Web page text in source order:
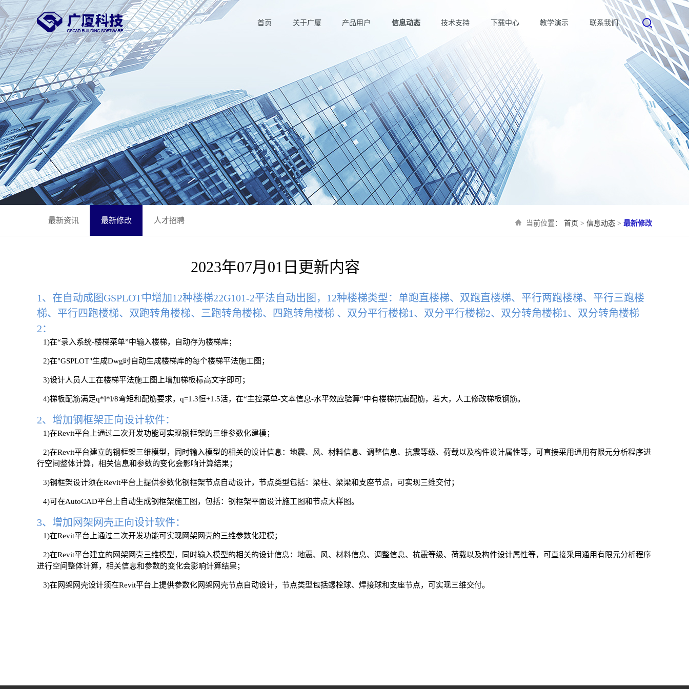
首页 关于广厦 产品用户 信息动态 技术支持 下载中心 教学演示 联系我们
最新资讯 最新修改 人才招聘 当前位置： 首页 > 信息动态 > 最新修改
2023年07月01日更新内容
1、在自动成图GSPLOT中增加12种楼梯22G101-2平法自动出图，12种楼梯类型：单跑直楼梯、双跑直楼梯、平行两跑楼梯、平行三跑楼
梯、平行四跑楼梯、双跑转角楼梯、三跑转角楼梯、四跑转角楼梯 、双分平行楼梯1、双分平行楼梯2、双分转角楼梯1、双分转角楼梯
2：
1)在“录入系统-楼梯菜单”中输入楼梯，自动存为楼梯库；
2)在"GSPLOT"生成Dwg时自动生成楼梯库的每个楼梯平法施工图；
3)设计人员人工在楼梯平法施工图上增加梯板标高文字即可；
4)梯板配筋满足q*l*l/8弯矩和配筋要求，q=1.3恒+1.5活，在“主控菜单-文本信息-水平效应验算“中有楼梯抗震配筋，若大，人工修改梯板钢筋。
2、增加钢框架正向设计软件：
1)在Revit平台上通过二次开发功能可实现钢框架的三维参数化建模；
2)在Revit平台建立的钢框架三维模型，同时输入模型的相关的设计信息：地震、风、材料信息、调整信息、抗震等级、荷载以及构件设计属性等，可直接采用通用有限元分析程序进
行空间整体计算，相关信息和参数的变化会影响计算结果；
3)钢框架设计须在Revit平台上提供参数化钢框架节点自动设计，节点类型包括：梁柱、梁梁和支座节点，可实现三维交付；
4)可在AutoCAD平台上自动生成钢框架施工图，包括：钢框架平面设计施工图和节点大样图。
3、增加网架网壳正向设计软件：
1)在Revit平台上通过二次开发功能可实现网架网壳的三维参数化建模；
2)在Revit平台建立的网架网壳三维模型，同时输入模型的相关的设计信息：地震、风、材料信息、调整信息、抗震等级、荷载以及构件设计属性等，可直接采用通用有限元分析程序
进行空间整体计算，相关信息和参数的变化会影响计算结果；
3)在网架网壳设计须在Revit平台上提供参数化网架网壳节点自动设计，节点类型包括螺栓球、焊接球和支座节点，可实现三维交付。